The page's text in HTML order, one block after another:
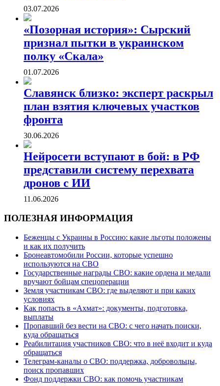
03.07.2026
«Позорная история»: Сырский
признал пытки в украинском
полку «Скала»
01.07.2026
Славянск близко: эксперт раскрыл
план взятия ключевых участков
фронта
30.06.2026
Нейросети вступают в бой: в РФ
представили систему перехвата
дронов с ИИ
11.06.2026
ПОЛЕЗНАЯ ИНФОРМАЦИЯ
Беженцы с Украины в Россию: какие льготы положены
и как их получить
Бронеавтомобили России, которые успешно
используются на СВО
Государственные награды СВО: какие ордена и медали
вручают бойцам спецоперации
Земля участникам СВО: где выделяют и при каких
условиях
Как попасть в «Ахмат»: документы, подготовка,
выплаты
Пропавший без вести на СВО: с чего начать поиски,
куда обращаться
Реабилитация участников СВО: что в неё входит и куда
обращаться
Телеграм-каналы о СВО: поддержка, добровольцы,
поиск пропавших
Фонд поддержки СВО: как помочь участникам